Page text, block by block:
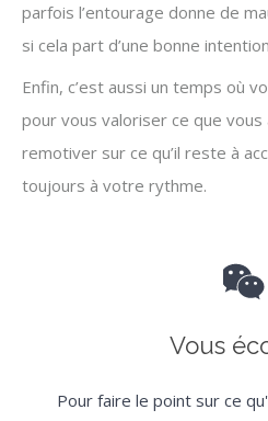
parfois l’entourage donne de
si cela part d’une bonne
Enfin, c’est aussi un temps où
pour vous valoriser ce que
remotiver sur ce qu’il reste à
toujours à votre rythme.
Vous
Pour faire le point sur ce